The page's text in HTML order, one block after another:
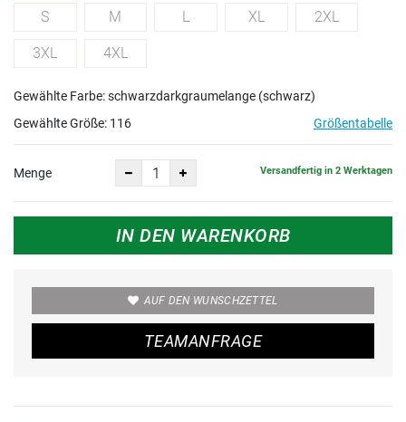
S M L XL 2XL
3XL 4XL
Gewählte Farbe: schwarzdarkgraumelange (schwarz)
Gewählte Größe: 116 Größentabelle
Menge Versandfertig in 2 Werktagen
IN DEN WARENKORB
AUF DEN WUNSCHZETTEL
TEAMANFRAGE